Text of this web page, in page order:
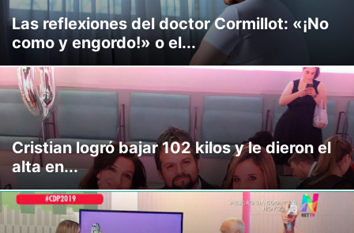
PREVENCIÓN SALUD SIN CATEGORÍA
Las reflexiones del doctor Cormillot: «¡No
como y engordo!» o el...
Cristian logró bajar 102 kilos y le dieron el
alta en...